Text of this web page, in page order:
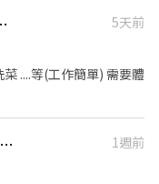
優勢】 ✅ 無經驗可，新
報班，自由安排時間 ✅
發薪日 加入詢問並報班
報班｜快速安排｜當天
15)/二度就業/外籍
5天前
(工作簡單) 需要體
📣【供餐｜免經驗】洗車服務人員｜分分鐘桃園力行店
1週前